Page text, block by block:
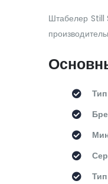
Штабелер Still